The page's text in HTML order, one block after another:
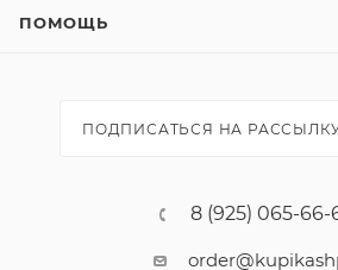
ПОМОЩЬ
ПОДПИСАТЬСЯ НА
8 (925) 065-66-